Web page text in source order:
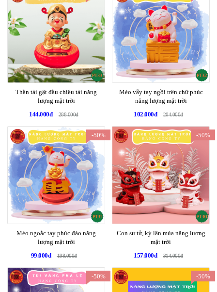
Thần tài gật đầu chiêu tài năng
lượng mặt trời
144.000đ
288.000đ
Mèo vẫy tay ngồi trên chữ phúc
năng lượng mặt trời
102.000đ
204.000đ
-50%
Mèo ngoắc tay phúc đáo năng
lượng mặt trời
99.000đ
198.000đ
-50%
Con sư tử, kỳ lân múa năng lượng
mặt trời
157.000đ
314.000đ
-50% -50%